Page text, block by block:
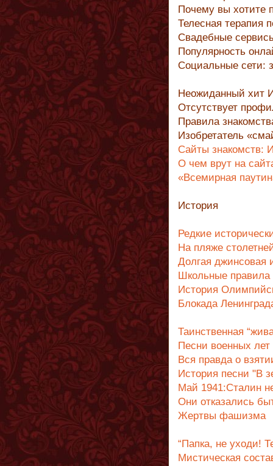
Почему вы хотите
Телесная терапия
Свадебные
Популярность
Социальные сети:
Неожиданный хит
Отсутствует
Правила
Изобретатель
Сайты знакомств:
О чем врут на
«Всемирная
История
Редкие
На пляже
Долгая джинсовая
Школьные правила
История
Блокада
Таинственная
Песни военных лет
Вся правда о
История песни "В
Май 1941:Сталин
Они отказались
Жертвы фашизма
“Папка, не уходи!
Мистическая